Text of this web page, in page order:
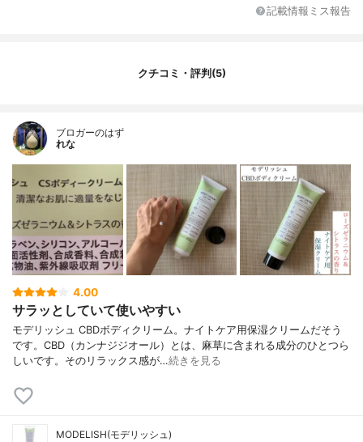
記載情報ミス報告
クチコミ・評判(5)
ブロガーのはず
れな
4.00
サラッとしていて使いやすい
モデリッシュ CBDボディクリーム。ナイトケア用保湿クリームだそう
です。CBD（カンナジジオール）とは、麻草に含まれる成分のひとつら
しいです。そのリラックス感が…続きを見る
MODELISH(モデリッシュ)